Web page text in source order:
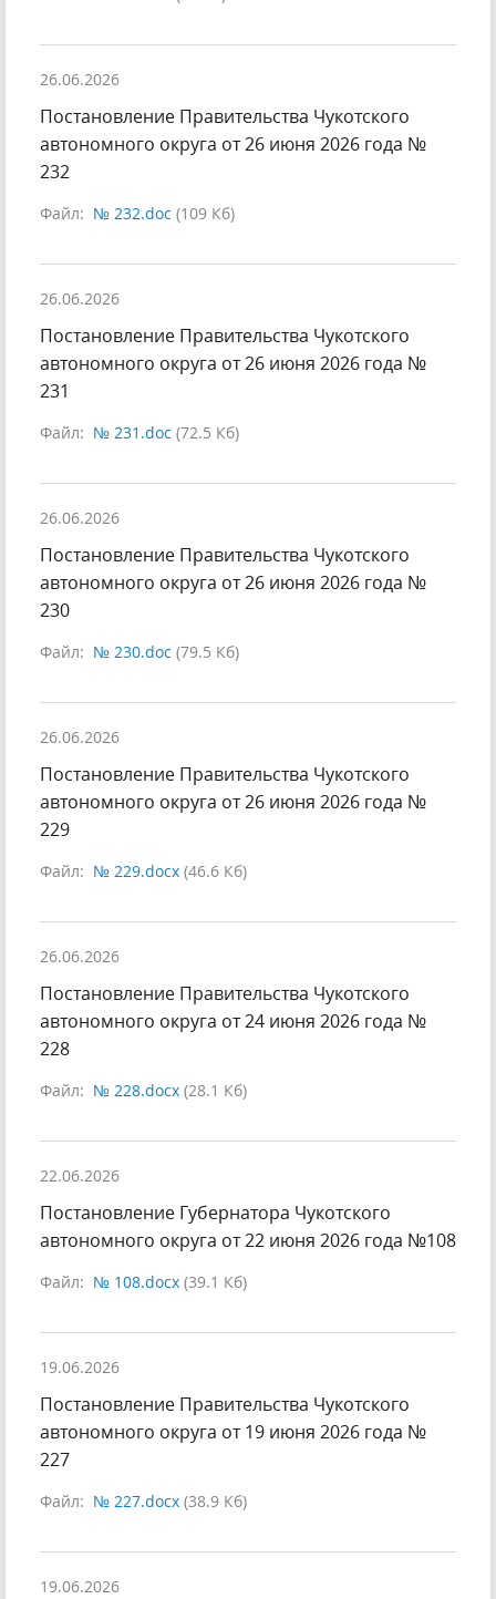
26.06.2026
Постановление Правительства Чукотского
автономного округа от 26 июня 2026 года №
232
Файл: № 232.doc (109 Кб)
26.06.2026
Постановление Правительства Чукотского
автономного округа от 26 июня 2026 года №
231
Файл: № 231.doc (72.5 Кб)
26.06.2026
Постановление Правительства Чукотского
автономного округа от 26 июня 2026 года №
230
Файл: № 230.doc (79.5 Кб)
26.06.2026
Постановление Правительства Чукотского
автономного округа от 26 июня 2026 года №
229
Файл: № 229.docx (46.6 Кб)
26.06.2026
Постановление Правительства Чукотского
автономного округа от 24 июня 2026 года №
228
Файл: № 228.docx (28.1 Кб)
22.06.2026
Постановление Губернатора Чукотского
автономного округа от 22 июня 2026 года №108
Файл: № 108.docx (39.1 Кб)
19.06.2026
Постановление Правительства Чукотского
автономного округа от 19 июня 2026 года №
227
Файл: № 227.docx (38.9 Кб)
19.06.2026